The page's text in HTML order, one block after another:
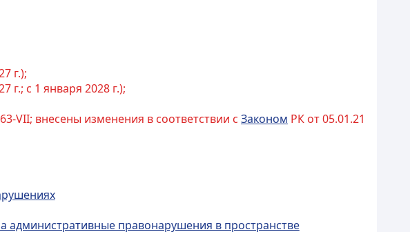
г.);
г.; с 1 января 2028 г.);
VII; внесены изменения в соответствии с Законом РК от 05.01.21
административные правонарушения в пространстве